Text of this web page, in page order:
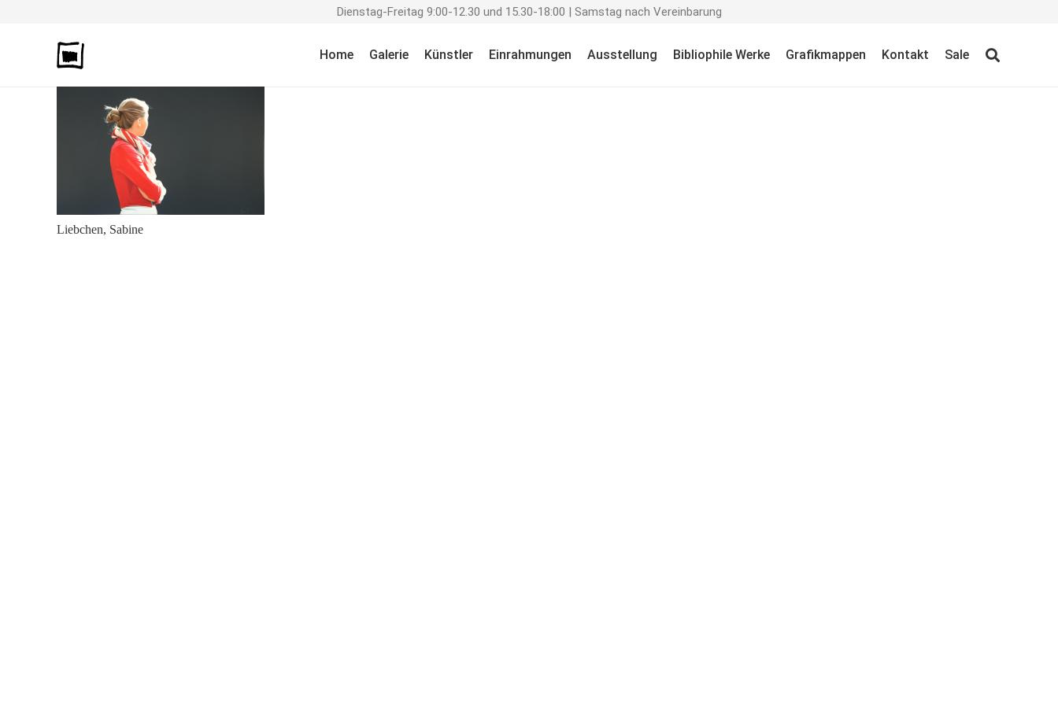
Dienstag-Freitag 9:00-12.30 und 15.30-18:00 | Samstag nach Vereinbarung
Home Galerie Künstler Einrahmungen Ausstellung Bibliophile Werke Grafikmappen Kontakt Sale
Liebchen, Sabine